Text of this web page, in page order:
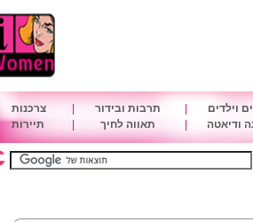
וילדים תרבות ובידור
צרכנות
ודיאטה תאווה לחיך תיירות